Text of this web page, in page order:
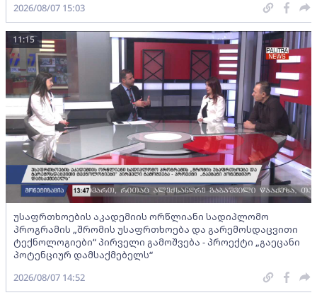
2026/08/07 15:03
უსაფრთხოების აკადემიის ორწლიანი სადიპლომო
პროგრამის „შრომის უსაფრთხოება და გარემოსდაცვითი
ტექნოლოგიები“ პირველი გამოშვება - პროექტი „გაეცანი
პოტენციურ დამსაქმებელს“
11:15
2026/08/07 14:52